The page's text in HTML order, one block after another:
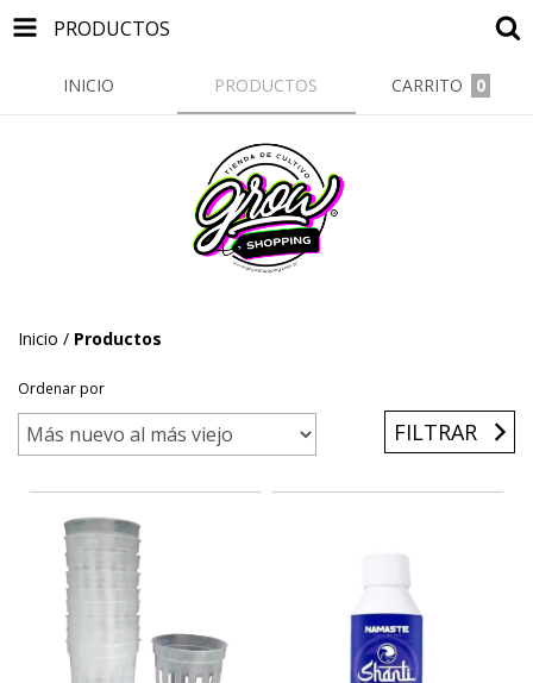
PRODUCTOS
INICIO PRODUCTOS CARRITO 0
Inicio / Productos
Ordenar por
FILTRAR